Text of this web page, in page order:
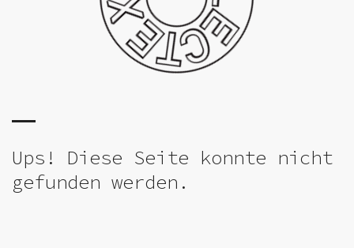
Ups! Diese Seite konnte nicht
gefunden werden.